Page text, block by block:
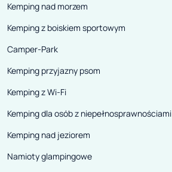
Kemping nad morzem
Kemping z boiskiem sportowym
Camper-Park
Kemping przyjazny psom
Kemping z Wi-Fi
Kemping dla osób z niepełnosprawnościami
Kemping nad jeziorem
Namioty glampingowe